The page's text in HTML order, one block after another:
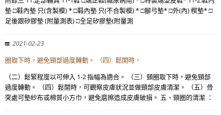
墊 □鞋內墊 只(含製模) * □鞋內墊 只(不合製模) * □腳弓墊* □外(內) 楔墊* □
足後跟矽膠墊 (附量測表) □全足矽膠墊(附量測
2021-02-23
圈取下時，避免頸部過度轉動。 （四）鬆開時，
（二）鬆緊程度以可伸入 1-2 指幅為適合。 （三）頸圈取下時，避免頸部
過度轉動。 （四）鬆開時，可觀察皮膚狀況並做頸部皮膚清潔。 （五）骨
突處可墊紗布或棉質小方巾，避免磨擦造成皮膚破損。 五、頸圈的清潔 ：